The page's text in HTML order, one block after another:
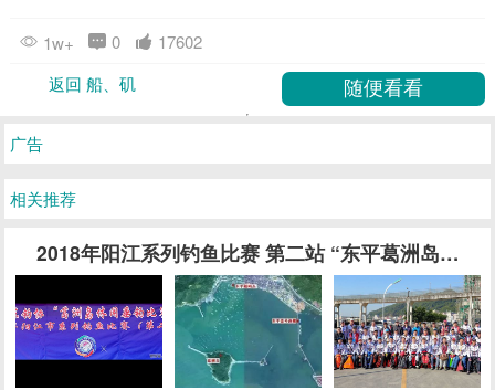
1w+ 0
17602
返回 船、矶
广告
相关推荐
2018年阳江系列钓鱼比赛 第二站 “东平葛洲岛休闲